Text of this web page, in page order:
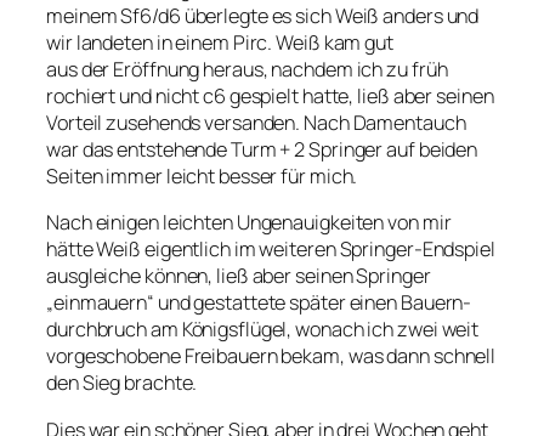
meinem Sf6/d6 überlegte es sich Weiß anders und
wir landeten in einem Pirc. Weiß kam gut
aus der Eröffnung heraus, nachdem ich zu früh
rochiert und nicht c6 gespielt hatte, ließ aber seinen
Vorteil zusehends versanden. Nach Damentauch
war das entstehende Turm + 2 Springer auf beiden
Seiten immer leicht besser für mich.
Nach einigen leichten Ungenauigkeiten von mir
hätte Weiß eigentlich im weiteren Springer-Endspiel
ausgleiche können, ließ aber seinen Springer
„einmauern“ und gestattete später einen Bauern-
durchbruch am Königsflügel, wonach ich zwei weit
vorgeschobene Freibauern bekam, was dann schnell
den Sieg brachte.
Dies war ein schöner Sieg, aber in drei Wochen geht